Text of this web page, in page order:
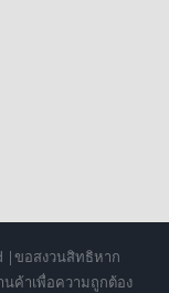
|ขอสงวนสิทธิหาก
ค้าเพื่อความถูกต้อง